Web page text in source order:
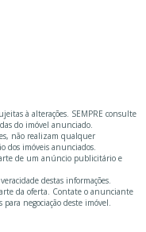
à alterações. SEMPRE consulte
do imóvel anunciado.
não realizam qualquer
dos imóveis anunciados.
de um anúncio publicitário e
destas informações.
da oferta. Contate o anunciante
negociação deste imóvel.